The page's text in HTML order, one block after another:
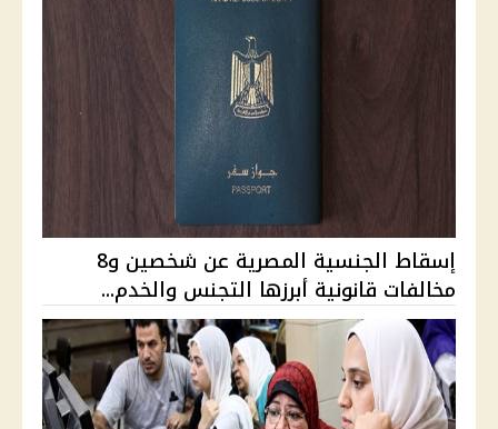
إسقاط الجنسية المصرية عن شخصين و8
مخالفات قانونية أبرزها التجنس والخدم...